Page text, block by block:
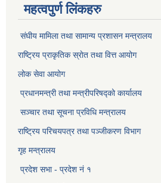
महत्वपुर्ण लिंकहरु
संघीय मामिला तथा सामान्य प्रशासन मन्त्रालय
राष्ट्रिय प्राकृतिक स्राेत तथा वित्त आयोग
लोक सेवा आयोग
प्रधानमन्त्री तथा मन्त्रीपरिषद्को कार्यालय
सञ्‍चार तथा सूचना प्रविधि मन्त्रालय
राष्ट्रिय परिचयपत्र तथा पञ्जीकरण विभाग​
गृह मन्त्रालय
प्रदेश सभा - प्रदेश नं १